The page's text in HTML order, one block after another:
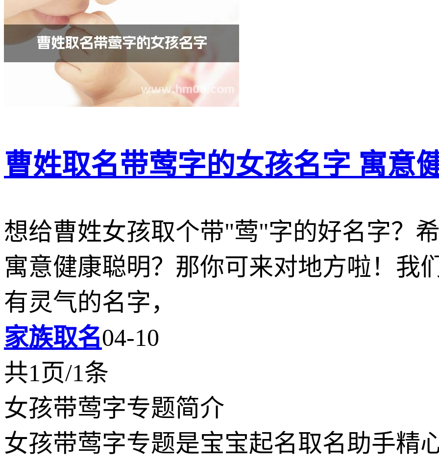
曹姓取名带莺字的女孩名字 寓意
想给曹姓女孩取个带"莺"字的好名字？
寓意健康聪明？那你可来对地方啦！我
有灵气的名字，
家族取名04-10
共1页/1条
女孩带莺字专题简介
女孩带莺字专题是宝宝起名取名助手精